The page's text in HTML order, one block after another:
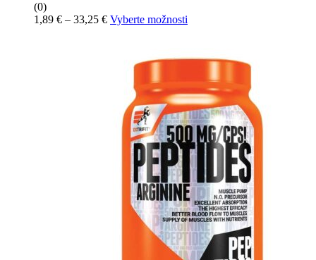
(0)
1,89 € – 33,25 € Vyberte možnosti